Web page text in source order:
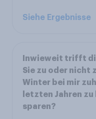
Siehe Ergebnisse
Inwieweit trifft
Sie zu oder nicht
Winter bei mir
letzten Jahren zu
sparen?